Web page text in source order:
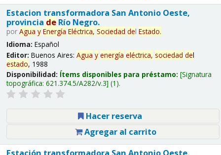
Estacion transformadora San Antonio Oeste,
provincia deRío Negro.
por Agua y Energía Eléctrica, Sociedad del Estado.
Idioma: Español
Editor: Buenos Aires: Agua y energía eléctrica, sociedad del
estado, 1988
Disponibilidad: Ítems disponibles para préstamo: Signatura
topográfica: 621.374.5/A282/v.3 (1).
Hacer reserva
Agregar al carrito